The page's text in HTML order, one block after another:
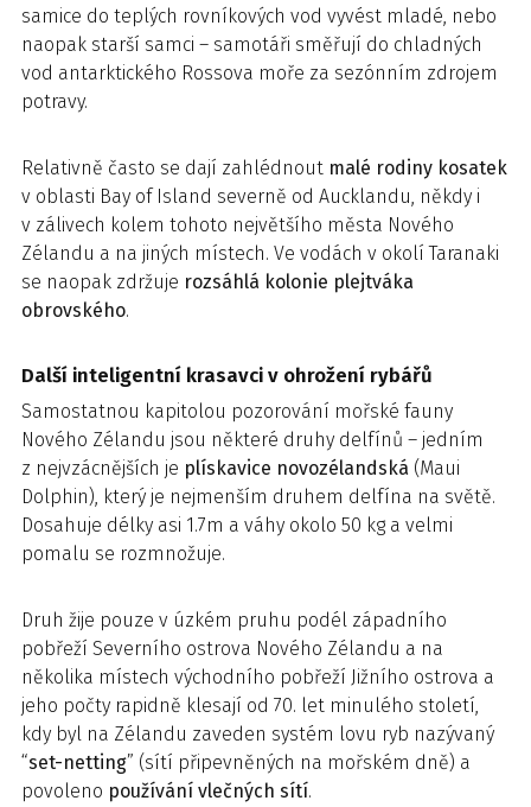
samice do teplých rovníkových vod vyvést mladé, nebo
naopak starší samci – samotáři směřují do chladných
vod antarktického Rossova moře za sezónním zdrojem
potravy.
Relativně často se dají zahlédnout malé rodiny kosatek
v oblasti Bay of Island severně od Aucklandu, někdy i
v zálivech kolem tohoto největšího města Nového
Zélandu a na jiných místech. Ve vodách v okolí Taranaki
se naopak zdržuje rozsáhlá kolonie plejtváka
obrovského.
Další inteligentní krasavci v ohrožení rybářů
Samostatnou kapitolou pozorování mořské fauny
Nového Zélandu jsou některé druhy delfínů – jedním
z nejvzácnějších je plískavice novozélandská (Maui
Dolphin), který je nejmenším druhem delfína na světě.
Dosahuje délky asi 1.7m a váhy okolo 50 kg a velmi
pomalu se rozmnožuje.
Druh žije pouze v úzkém pruhu podél západního
pobřeží Severního ostrova Nového Zélandu a na
několika místech východního pobřeží Jižního ostrova a
jeho počty rapidně klesají od 70. let minulého století,
kdy byl na Zélandu zaveden systém lovu ryb nazývaný
“set-netting” (sítí připevněných na mořském dně) a
povoleno používání vlečných sítí.